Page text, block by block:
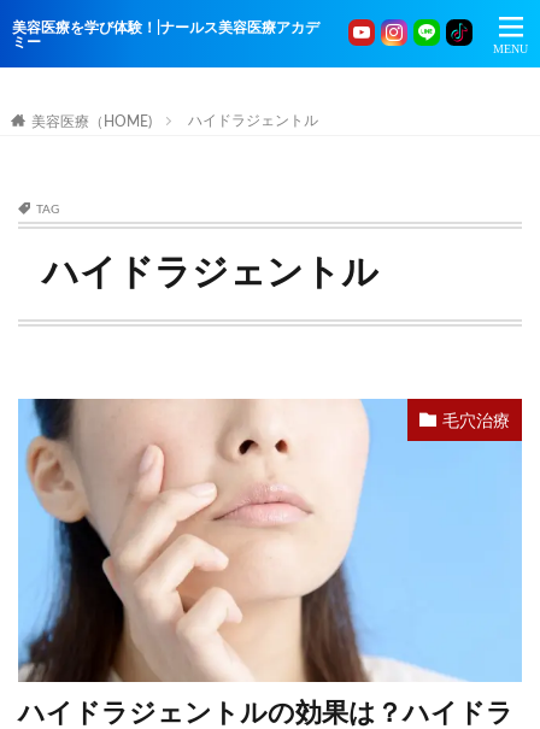
美容医療を学び体験！|ナールス美容医療アカデ
ミー
美容医療（HOME) ハイドラジェントル
TAG
ハイドラジェントル
毛穴治療
ハイドラジェントルの効果は？ハイドラ